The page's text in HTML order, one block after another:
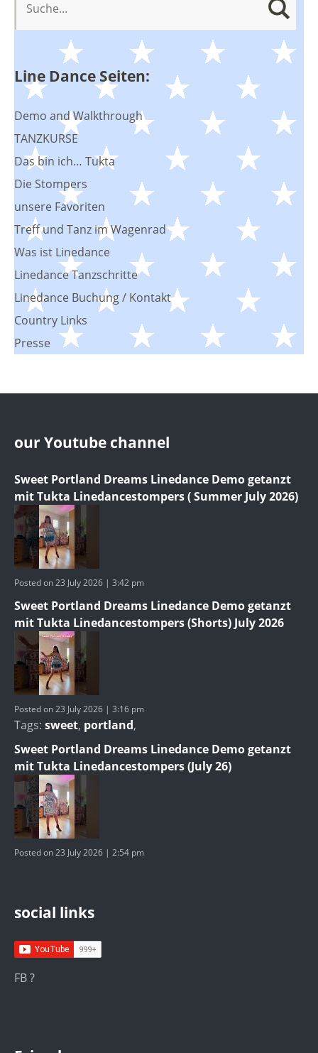
Line Dance Seiten:
Demo and Walkthrough
TANZKURSE
Das bin ich… Tukta
Die Stompers
unsere Favoriten
Treff und Tanz im Wagenrad
Was ist Linedance
Linedance Tanzschritte
Linedance Buchung / Kontakt
Country Links
Presse
our Youtube channel
Sweet Portland Dreams Linedance Demo getanzt
mit Tukta Linedancestompers ( Summer July 2026)
Posted on 23 July 2026 | 3:42 pm
Sweet Portland Dreams Linedance Demo getanzt
mit Tukta Linedancestompers (Shorts) July 2026
Posted on 23 July 2026 | 3:16 pm
Tags: sweet, portland,
Sweet Portland Dreams Linedance Demo getanzt
mit Tukta Linedancestompers (July 26)
Posted on 23 July 2026 | 2:54 pm
social links
FB ?